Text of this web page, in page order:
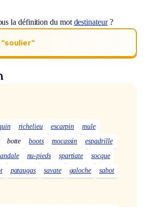
la définition du mot destinateur?
“soulier“
richelieu escarpin
mule
botte boots mocassin
espadrille
nu-pieds spartiate
socque
pataugas savate galoche
sabot